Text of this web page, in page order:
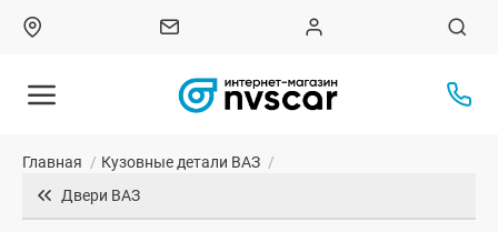
Главная / Кузовные детали ВАЗ /
Двери ВАЗ